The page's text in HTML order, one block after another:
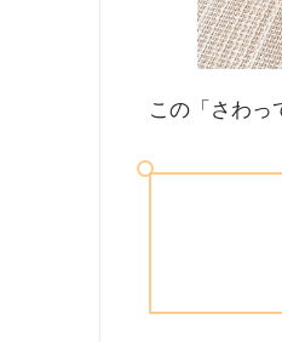
この「さわっ